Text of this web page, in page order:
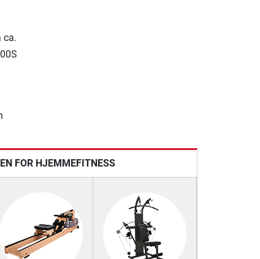
ca.
FOR HJEMMEFITNESS